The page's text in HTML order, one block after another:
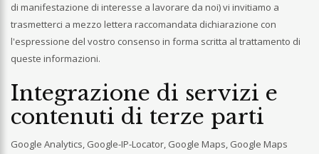
di manifestazione di interesse a lavorare da noi) vi invitiamo a
trasmetterci a mezzo lettera raccomandata dichiarazione con
l'espressione del vostro consenso in forma scritta al trattamento di
queste informazioni.
Integrazione di servizi e
contenuti di terze parti
Google Analytics, Google-IP-Locator, Google Maps, Google Maps